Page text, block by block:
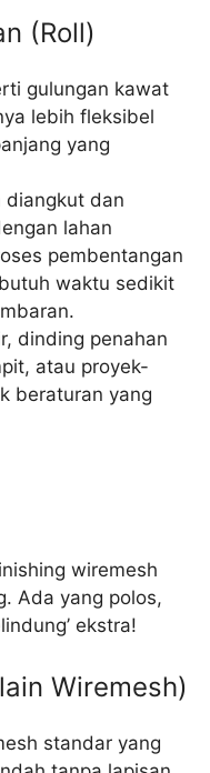
(Roll)
gulungan kawat
lebih fleksibel
yang
diangkut dan
lahan
pembentangan
waktu sedikit
dinding penahan
atau proyek-
beraturan yang
wiremesh
Ada yang polos,
ekstra!
Wiremesh)
standar yang